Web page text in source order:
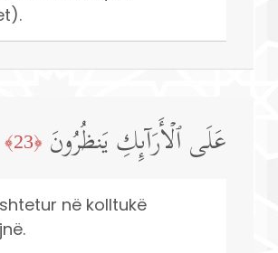
عَلَى ٱلۡأَرَاۤىِٕكِ یَنظُرُونَ ﴿23﴾
në kolltukë